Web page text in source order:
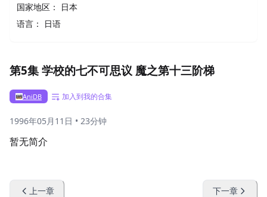
国家地区：
日本
语言：
日语
第5集 学校的七不可思议 魔之第十三阶梯
AniDB 加入到我的合集
1996年05月11日 • 23分钟
暂无简介
上一章 下一章